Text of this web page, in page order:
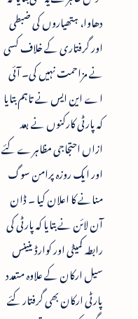
دھاوا، ہتھیاروں کی ضبطی
اور گرفتاری کے خلاف کسی
نے مزاحمت نہیں کی۔ آئی
اے این ایس نے تاہم بتایا
کہ پارٹی کارکنوں نے بعد
ازاں احتجاجی مظاہرے کئے
اور ایک روزہ پرامن سوگ
منانے کا اعلان کیا ۔ ڈان
آن لائن نے بتایا کہ پارٹی کی
رابطہ کمیٹی اور کوارڈینینس
سیل ارکان کے علاوہ متعدد
پارٹی ارکان بھی گرفتار کئے